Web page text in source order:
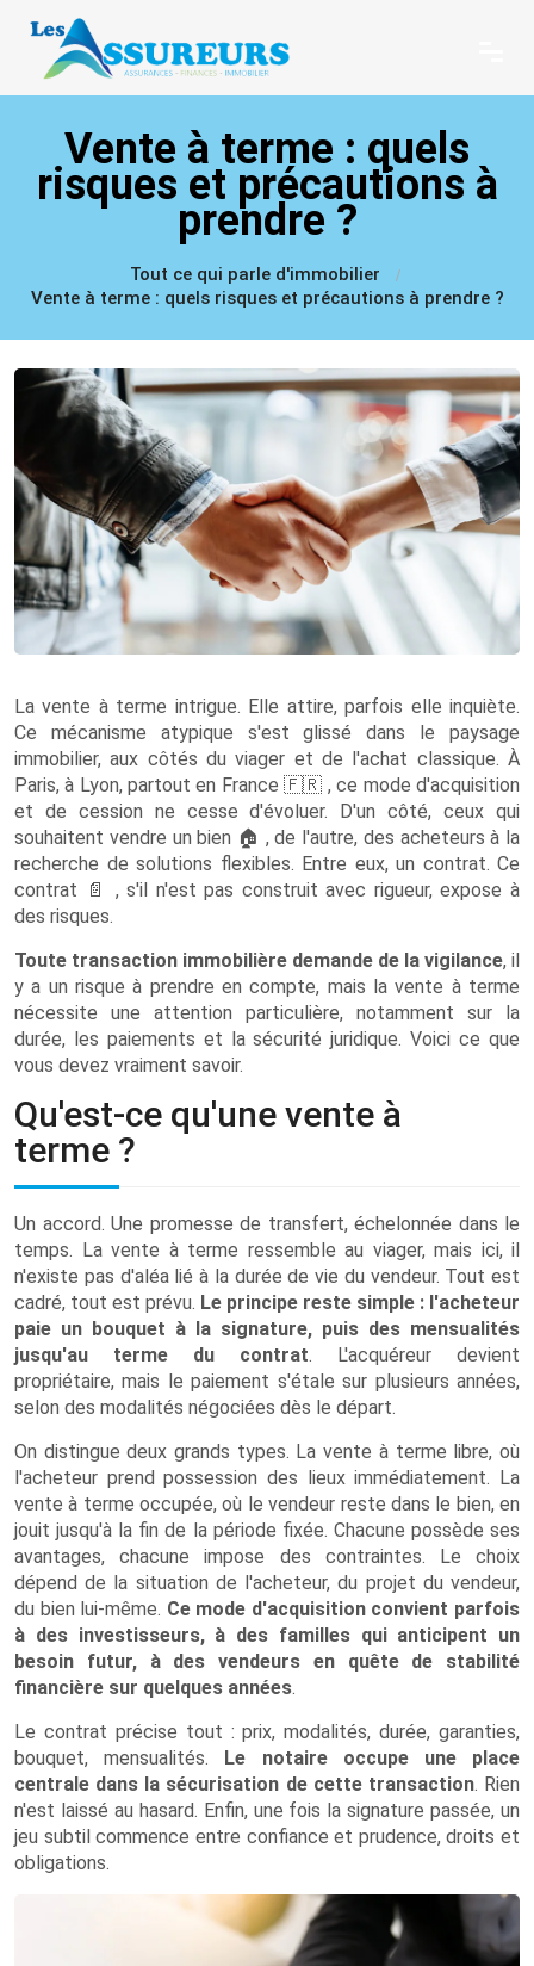
Vente à terme : quels
risques et précautions à
prendre ?
Tout ce qui parle d'immobilier
Vente à terme : quels risques et précautions à prendre ?
La vente à terme intrigue. Elle attire, parfois elle inquiète.
Ce mécanisme atypique s'est glissé dans le paysage
immobilier, aux côtés du viager et de l'achat classique. À
Paris, à Lyon, partout en France 🇫🇷 , ce mode d'acquisition
et de cession ne cesse d'évoluer. D'un côté, ceux qui
souhaitent vendre un bien 🏠 , de l'autre, des acheteurs à la
recherche de solutions flexibles. Entre eux, un contrat. Ce
contrat
📄
, s'il n'est pas construit avec rigueur, expose à
des risques.
Toute transaction immobilière demande de la vigilance, il
y a un risque à prendre en compte, mais la vente à terme
nécessite une attention particulière, notamment sur la
durée, les paiements et la sécurité juridique. Voici ce que
vous devez vraiment savoir.
Qu'est-ce qu'une vente à
terme ?
Un accord. Une promesse de transfert, échelonnée dans le
temps. La vente à terme ressemble au viager, mais ici, il
n'existe pas d'aléa lié à la durée de vie du vendeur. Tout est
cadré, tout est prévu. Le principe reste simple : l'acheteur
paie un bouquet à la signature, puis des mensualités
jusqu'au terme du contrat. L'acquéreur devient
propriétaire, mais le paiement s'étale sur plusieurs années,
selon des modalités négociées dès le départ.
On distingue deux grands types. La vente à terme libre, où
l'acheteur prend possession des lieux immédiatement. La
vente à terme occupée, où le vendeur reste dans le bien, en
jouit jusqu'à la fin de la période fixée. Chacune possède ses
avantages, chacune impose des contraintes. Le choix
dépend de la situation de l'acheteur, du projet du vendeur,
du bien lui-même. Ce mode d'acquisition convient parfois
à des investisseurs, à des familles qui anticipent un
besoin futur, à des vendeurs en quête de stabilité
financière sur quelques années.
Le contrat précise tout : prix, modalités, durée, garanties,
bouquet, mensualités. Le notaire occupe une place
centrale dans la sécurisation de cette transaction. Rien
n'est laissé au hasard. Enfin, une fois la signature passée, un
jeu subtil commence entre confiance et prudence, droits et
obligations.